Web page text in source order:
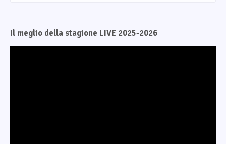
Il meglio della stagione LIVE 2025-2026